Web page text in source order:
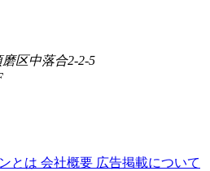
磨区中落合2-2-5
とは 会社概要 広告掲載について